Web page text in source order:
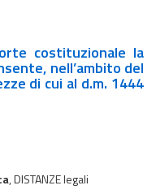
costituzionale la
nell’ambito del
di cui al d.m. 1444
, DISTANZE legali